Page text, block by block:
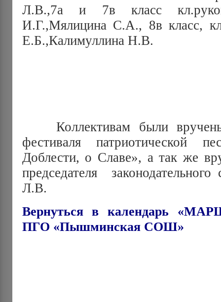
Л.В.,7а и 7в класс
И.Г.,Мялицина С.А., 8в класс,
Е.Б.,Калимуллина Н.В.
Коллективам были вручены
фестиваля патриотической
Доблести, о Славе», а так же
председателя
Л.В.
Вернуться в календарь
ПГО «Пышминская СОШ»